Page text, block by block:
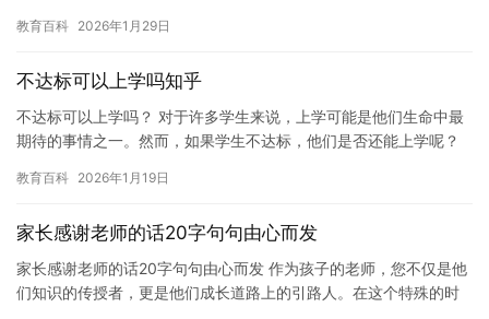
人抑…
教育百科 2026年1月29日
不达标可以上学吗知乎
不达标可以上学吗？ 对于许多学生来说，上学可能是他们生命中最
期待的事情之一。然而，如果学生不达标，他们是否还能上学呢？
估…
教育百科 2026年1月19日
家长感谢老师的话20字句句由心而发
家长感谢老师的话20字句句由心而发 作为孩子的老师，您不仅是他
们知识的传授者，更是他们成长道路上的引路人。在这个特殊的时